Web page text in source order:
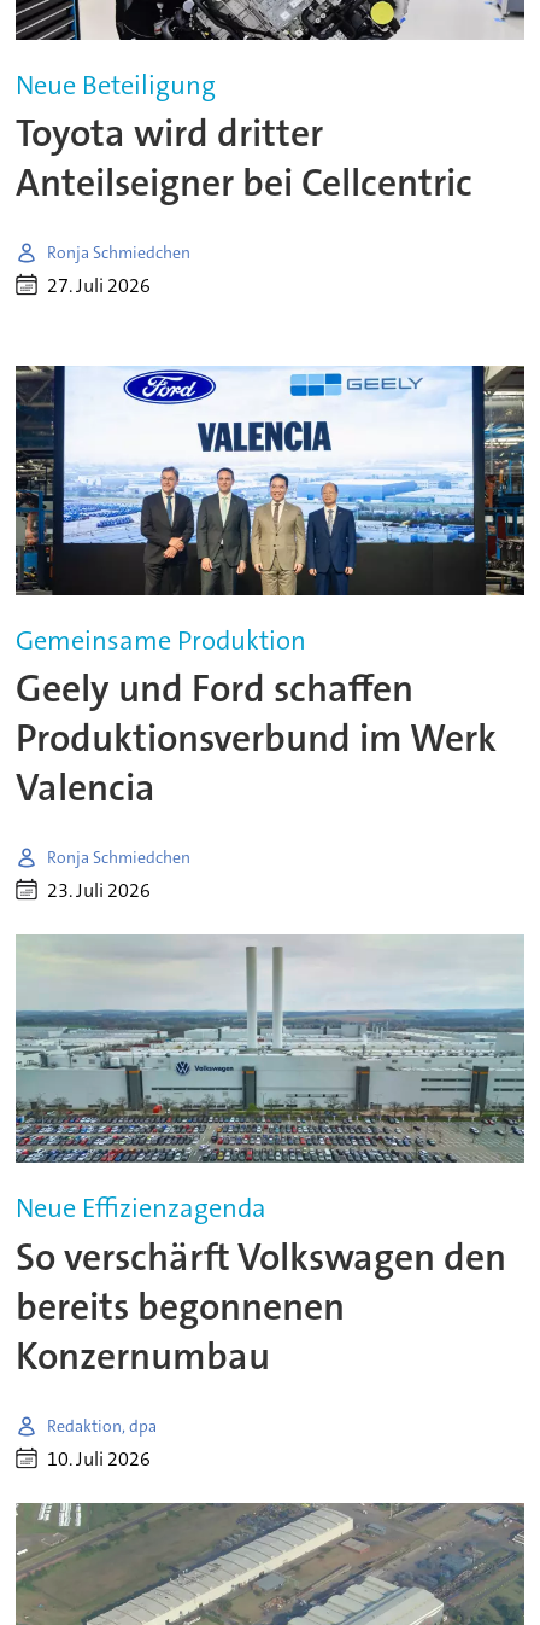
Neue Beteiligung
Toyota wird dritter
Anteilseigner bei Cellcentric
Ronja Schmiedchen
27. Juli 2026
Gemeinsame Produktion
Geely und Ford schaffen
Produktionsverbund im Werk
Valencia
Ronja Schmiedchen
23. Juli 2026
Neue Effizienzagenda
So verschärft Volkswagen den
bereits begonnenen
Konzernumbau
Redaktion, dpa
10. Juli 2026